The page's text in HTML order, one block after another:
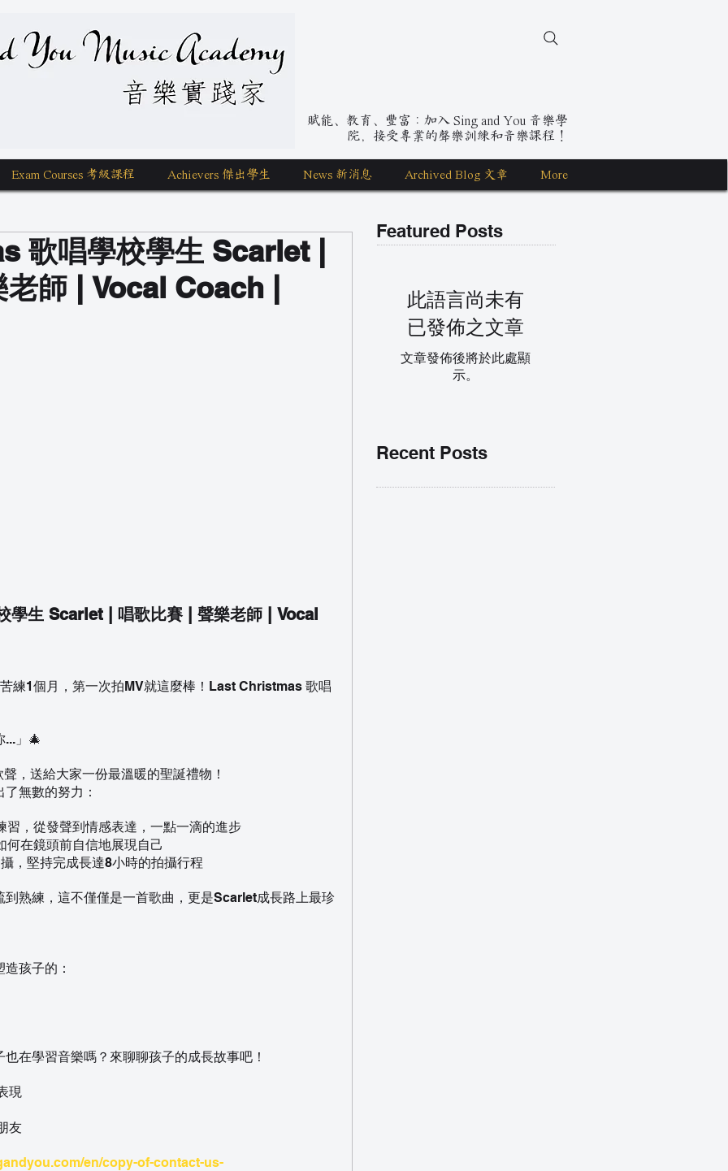
You Music Academy 學唱歌
賦能、教育、豐富：加入 Sing and You 音樂學
院，接受專業的聲樂訓練和音樂課程！
Exam Courses 考級課程 Achievers 傑出學生 News 新消息 Archived Blog 文章 More
歌唱學校學生 Scarlet |
師 | Vocal Coach |
學生 Scarlet | 唱歌比賽 | 聲樂老師 | Vocal
苦練1個月，第一次拍MV就這麼棒！Last Christmas 歌唱
...」🎄
，送給大家一份最溫暖的聖誕禮物！
無數的努力：
習，從發聲到情感表達，一點一滴的進步
何在鏡頭前自信地展現自己
，堅持完成長達8小時的拍攝行程
熟練，這不僅僅是一首歌曲，更是Scarlet成長路上最珍
孩子的：
也在學習音樂嗎？來聊聊孩子的成長故事吧！
現
友
en/copy-of-contact-us-
Featured Posts
此語言尚未有
已發佈之文章
文章發佈後將於此處顯
示。
Recent Posts